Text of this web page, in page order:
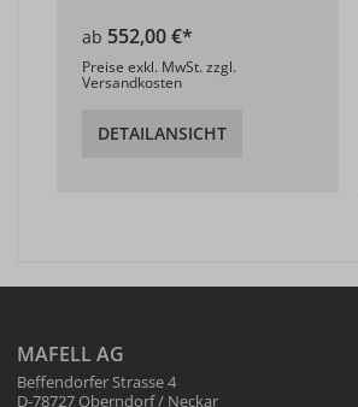
ab 552,00 €*
Preise exkl. MwSt. zzgl.
Versandkosten
DETAILANSICHT
MAFELL AG
Beffendorfer Strasse 4
D-78727 Oberndorf / Neckar